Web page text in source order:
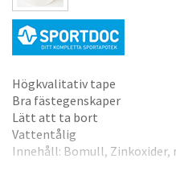
Högkvalitativ tape
Bra fästegenskaper
Lätt att ta bort
Vattentålig
Innehåll: Bomull,